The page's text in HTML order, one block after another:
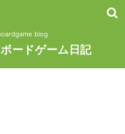
blog
ードゲーム日記